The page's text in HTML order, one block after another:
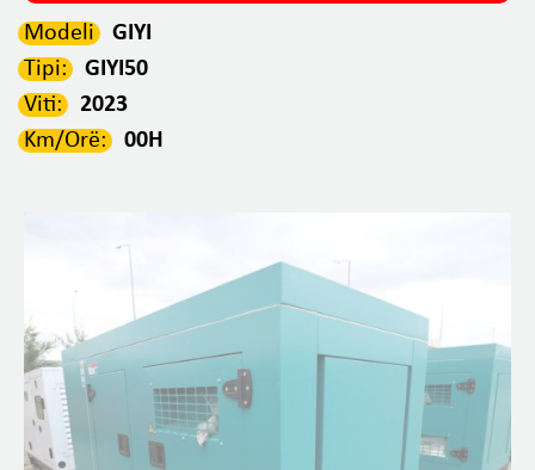
Modeli
GIYI
Tipi:
GIYI50
Viti:
2023
Km/Orë:
00H